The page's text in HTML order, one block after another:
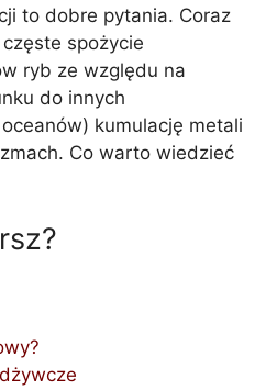
to dobre pytania. Coraz
spożycie
ryb ze względu na
do innych
kumulację metali
Co warto wiedzieć